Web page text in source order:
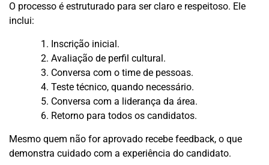
O processo é estruturado para ser claro e respeitoso. Ele
inclui:
Inscrição inicial.
Avaliação de perfil cultural.
Conversa com o time de pessoas.
Teste técnico, quando necessário.
Conversa com a liderança da área.
Retorno para todos os candidatos.
Mesmo quem não for aprovado recebe feedback, o que
demonstra cuidado com a experiência do candidato.